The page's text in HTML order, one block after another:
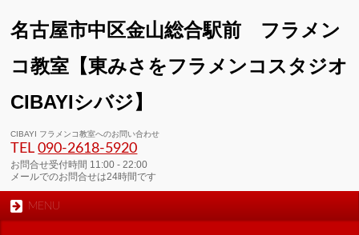
名古屋市中区金山総合駅前 フラメン
コ教室【東みさをフラメンコスタジオ
CIBAYIシバジ】
CIBAYI フラメンコ教室へのお問い合わせ
TEL090-2618‐5920
お問合せ受付時間 11:00 - 22:00
メールでのお問合せは24時間です
MENU
01:00
02:00